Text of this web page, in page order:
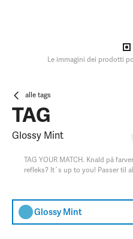
Le immagini dei prodotti
alle tags
TAG
Glossy Mint
TAG YOUR MATCH. Knald på
refleks? It´s up to you! Passer til
Glossy Mint